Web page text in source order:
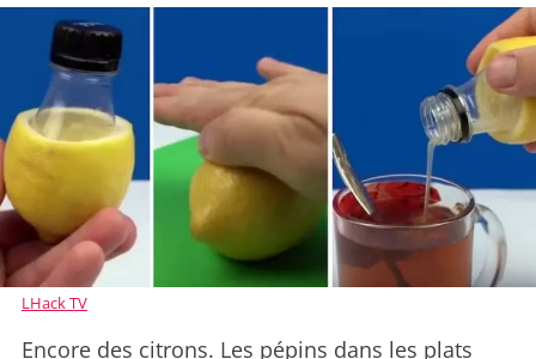
LHack TV
Encore des citrons. Les pépins dans les plats